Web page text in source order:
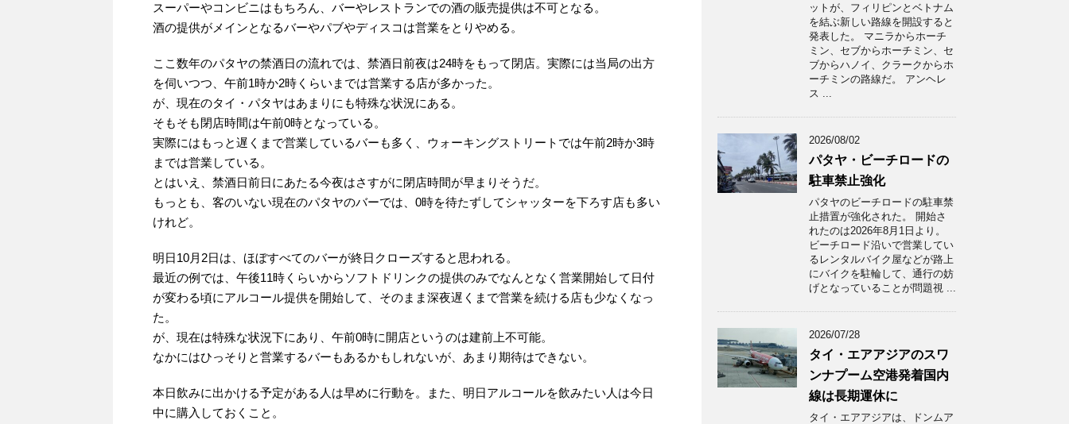
スーパーやコンビニはもちろん、バーやレストランでの酒の販売提供は不可となる。
酒の提供がメインとなるバーやパブやディスコは営業をとりやめる。
ここ数年のパタヤの禁酒日の流れでは、禁酒日前夜は24時をもって閉店。実際には当局の出方
を伺いつつ、午前1時か2時くらいまでは営業する店が多かった。
が、現在のタイ・パタヤはあまりにも特殊な状況にある。
そもそも閉店時間は午前0時となっている。
実際にはもっと遅くまで営業しているバーも多く、ウォーキングストリートでは午前2時か3時
までは営業している。
とはいえ、禁酒日前日にあたる今夜はさすがに閉店時間が早まりそうだ。
もっとも、客のいない現在のパタヤのバーでは、0時を待たずしてシャッターを下ろす店も多い
けれど。
明日10月2日は、ほぼすべてのバーが終日クローズすると思われる。
最近の例では、午後11時くらいからソフトドリンクの提供のみでなんとなく営業開始して日付
が変わる頃にアルコール提供を開始して、そのまま深夜遅くまで営業を続ける店も少なくなっ
た。
が、現在は特殊な状況下にあり、午前0時に開店というのは建前上不可能。
なかにはひっそりと営業するバーもあるかもしれないが、あまり期待はできない。
本日飲みに出かける予定がある人は早めに行動を。また、明日アルコールを飲みたい人は今日
中に購入しておくこと。
ットが、フィリピンとベトナム
を結ぶ新しい路線を開設すると
発表した。 マニラからホーチ
ミン、セブからホーチミン、セ
ブからハノイ、クラークからホ
ーチミンの路線だ。 アンヘレ
ス ...
2026/08/02
パタヤ・ビーチロードの
駐車禁止強化
パタヤのビーチロードの駐車禁
止措置が強化された。 開始さ
れたのは2026年8月1日より。
ビーチロード沿いで営業してい
るレンタルバイク屋などが路上
にバイクを駐輪して、通行の妨
げとなっていることが問題視 ...
2026/07/28
タイ・エアアジアのスワ
ンナプーム空港発着国内
線は長期運休に
タイ・エアアジアは、ドンムア